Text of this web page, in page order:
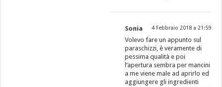
Sonia 4 Febbraio 2018 a 21:59
Volevo fare un appunto sul
paraschizzi, è veramente di
pessima qualità e poi
l’apertura sembra per mancini
a me viene male ad aprirlo ed
aggiungere gli ingredienti